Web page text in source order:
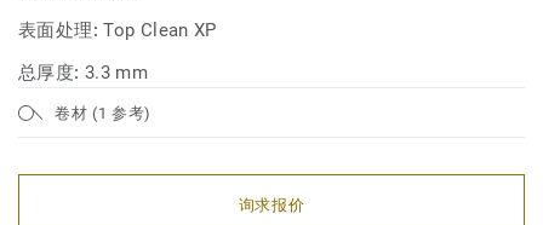
表面处理:Top Clean XP
总厚度: 3.3 mm
卷材 (1 参考)
询求报价